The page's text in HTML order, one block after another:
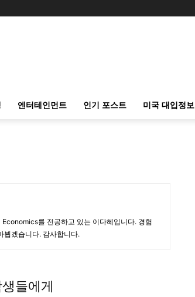
엔터테인먼트 인기 포스트 미국 대입정보
를 전공하고 있는 이다혜입니다. 경험
뵙겠습니다. 감사합니다.
들에게